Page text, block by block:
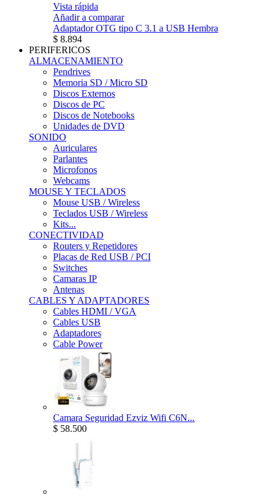
Vista rápida
Añadir a comparar
Adaptador OTG tipo C 3.1 a USB Hembra
$ 8.894
PERIFERICOS
ALMACENAMIENTO
Pendrives
Memoria SD / Micro SD
Discos Externos
Discos de PC
Discos de Notebooks
Unidades de DVD
SONIDO
Auriculares
Parlantes
Microfonos
Webcams
MOUSE Y TECLADOS
Mouse USB / Wireless
Teclados USB / Wireless
Kits...
CONECTIVIDAD
Routers y Repetidores
Placas de Red USB / PCI
Switches
Camaras IP
Antenas
CABLES Y ADAPTADORES
Cables HDMI / VGA
Cables USB
Adaptadores
Cable Power
Camara Seguridad Ezviz Wifi C6N...
$ 58.500